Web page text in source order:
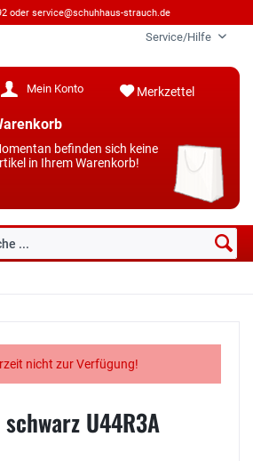
oder service@schuhhaus-strauch.de
Service/Hilfe
Merkzettel
Mein Konto
befinden sich keine
in Ihrem Warenkorb!
nicht zur Verfügung!
U44R3A